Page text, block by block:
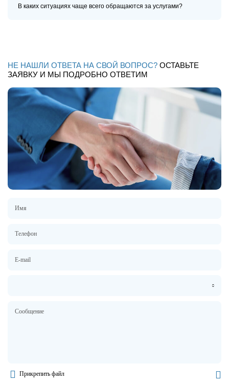
В каких ситуациях чаще всего обращаются за услугами?
НЕ НАШЛИ ОТВЕТА НА СВОЙ ВОПРОС? ОСТАВЬТЕ
ЗАЯВКУ И МЫ ПОДРОБНО ОТВЕТИМ
Имя
Телефон
E-mail
Сообщение
Прикрепить файл